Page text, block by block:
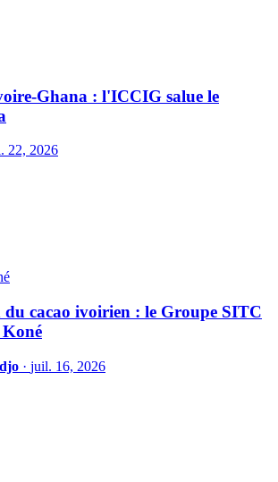
Ghana : l'ICCIG salue le
22, 2026
cacao ivoirien : le Groupe SITC
· juil. 16, 2026